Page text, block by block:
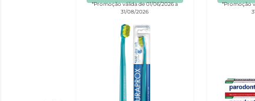
*Promoção válida de 01/06/2026 a
31/08/2026
*Promoção